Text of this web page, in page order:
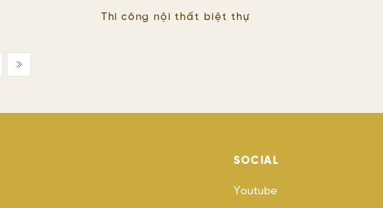
gian của sắc màu và cảm
Thi công nội thất biệt thự
SOCIAL
Youtube